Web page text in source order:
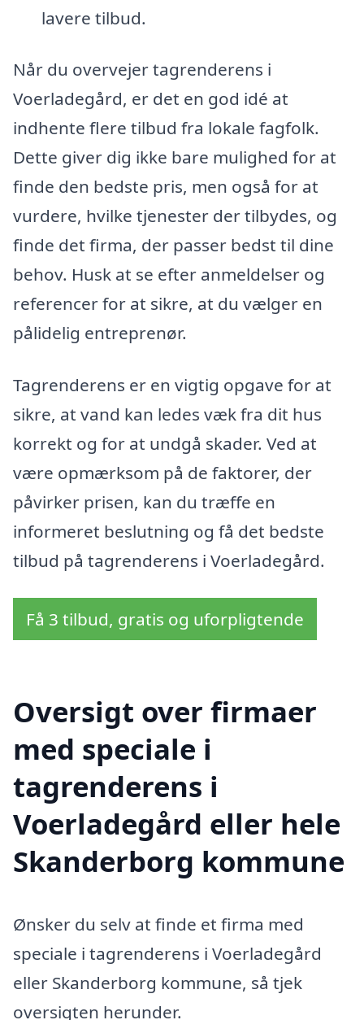
lavere tilbud.
Når du overvejer tagrenderens i
Voerladegård, er det en god idé at
indhente flere tilbud fra lokale fagfolk.
Dette giver dig ikke bare mulighed for at
finde den bedste pris, men også for at
vurdere, hvilke tjenester der tilbydes, og
finde det firma, der passer bedst til dine
behov. Husk at se efter anmeldelser og
referencer for at sikre, at du vælger en
pålidelig entreprenør.
Tagrenderens er en vigtig opgave for at
sikre, at vand kan ledes væk fra dit hus
korrekt og for at undgå skader. Ved at
være opmærksom på de faktorer, der
påvirker prisen, kan du træffe en
informeret beslutning og få det bedste
tilbud på tagrenderens i Voerladegård.
Få 3 tilbud, gratis og uforpligtende
Oversigt over firmaer
med speciale i
tagrenderens i
Voerladegård eller hele
Skanderborg kommune
Ønsker du selv at finde et firma med
speciale i tagrenderens i Voerladegård
eller Skanderborg kommune, så tjek
oversigten herunder.